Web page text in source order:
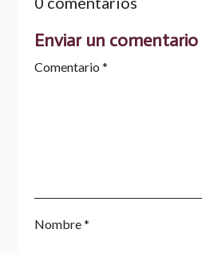
Enviar un comentario
Comentario *
Nombre*